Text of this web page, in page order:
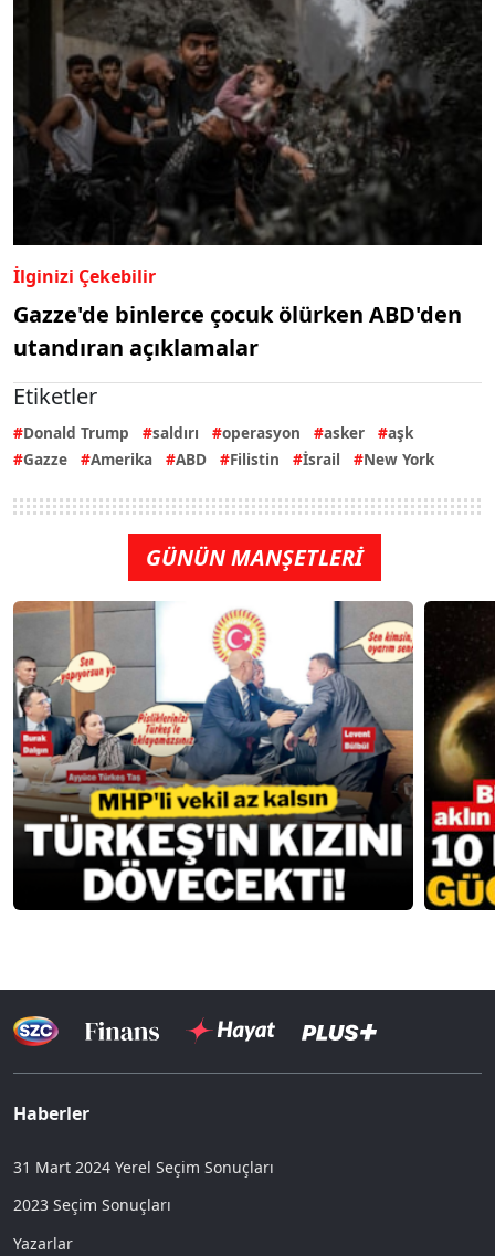
İlginizi Çekebilir
Gazze'de binlerce çocuk ölürken ABD'den
utandıran açıklamalar
Etiketler
Donald Trump saldırı operasyon asker
aşk
Gazze
Amerika ABD Filistin İsrail New York
GÜNÜN MANŞETLERİ
Haberler
31 Mart 2024 Yerel Seçim Sonuçları
2023 Seçim Sonuçları
Yazarlar